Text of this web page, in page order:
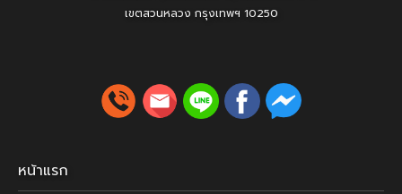
เขตสวนหลวง กรุงเทพฯ 10250
หน้าแรก